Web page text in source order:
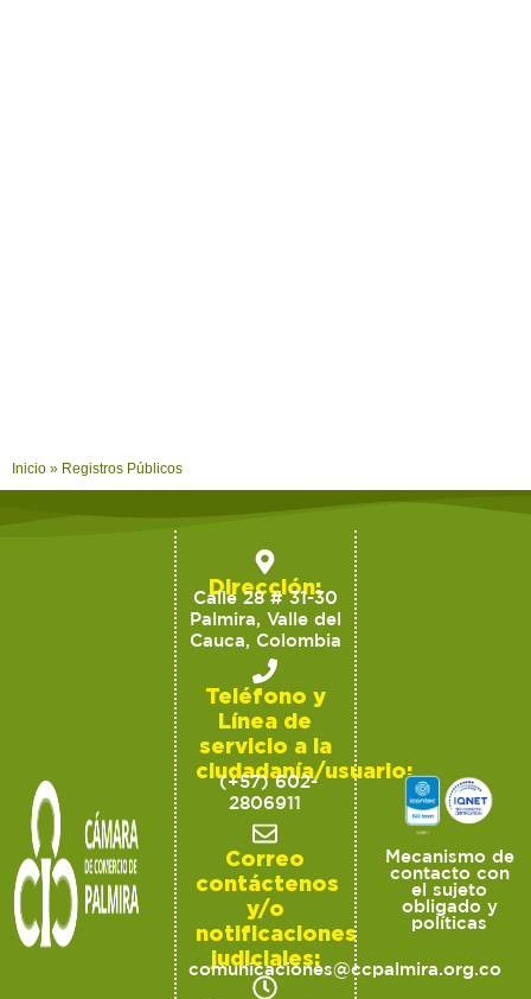
Inicio » Registros Públicos
Dirección:
Calle 28 # 31-30
Palmira, Valle del
Cauca, Colombia
Teléfono y
Línea de
servicio a la
ciudadanía/usuario:
(+57) 602-
2806911
Correo
contáctenos
y/o
notificaciones
judiciales:
comunicaciones@ccpalmira.org.co
Mecanismo de
contacto con
el sujeto
obligado y
políticas